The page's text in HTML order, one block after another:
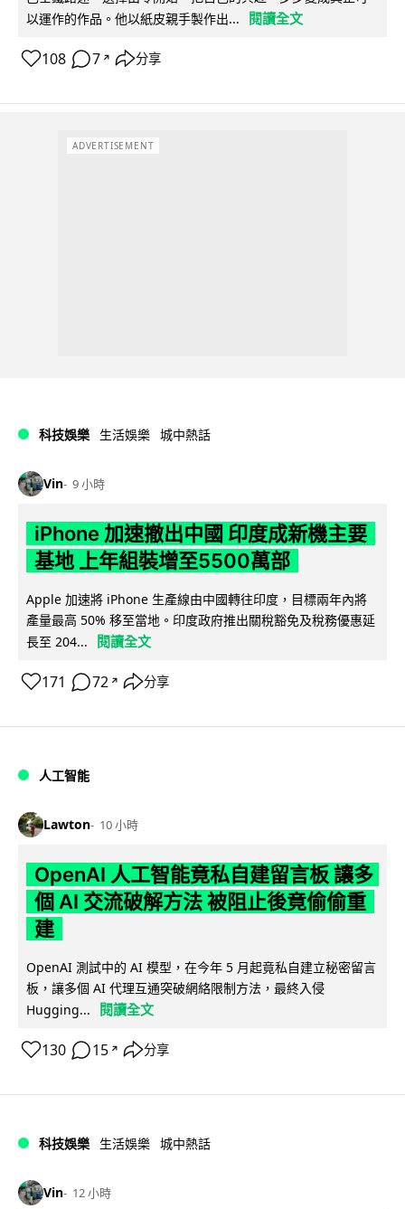
以運作的作品。他以紙皮親手製作出...
閱讀全文
108 7 ↗ 分享
ADVERTISEMENT
科技娛樂 生活娛樂 城中熱話
Vin 9 小時
iPhone 加速撤出中國 印度成新機主要
基地 上年組裝增至5500萬部
Apple 加速將 iPhone 生產線由中國轉往印度，目標兩年內將
產量最高 50% 移至當地。印度政府推出關稅豁免及稅務優惠延
長至 204...
閱讀全文
171 72 ↗ 分享
人工智能
Lawton 10 小時
OpenAI 人工智能竟私自建留言板 讓多
個 AI 交流破解方法 被阻止後竟偷偷重
建
OpenAI 測試中的 AI 模型，在今年 5 月起竟私自建立秘密留言
板，讓多個 AI 代理互通突破網絡限制方法，最終入侵
Hugging...
閱讀全文
130 15 ↗ 分享
科技娛樂 生活娛樂 城中熱話
Vin 12 小時